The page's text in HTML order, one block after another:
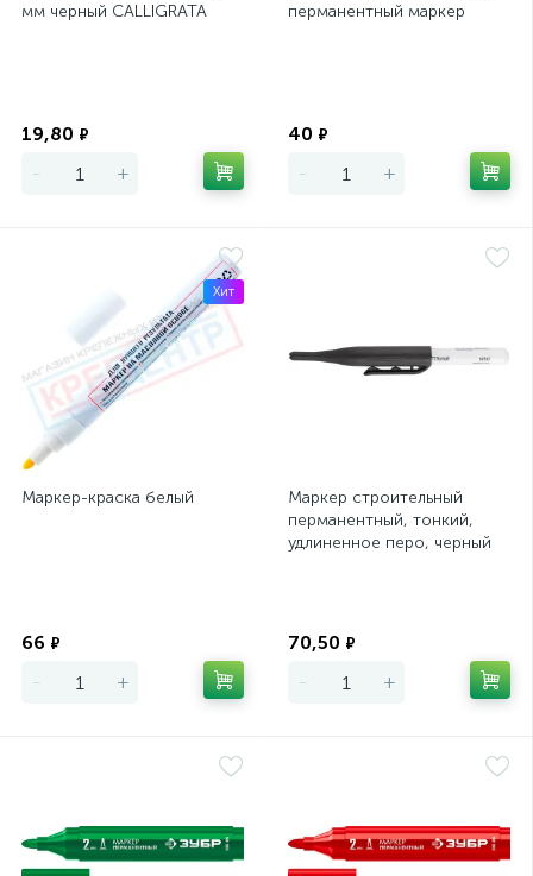
мм черный CALLIGRATA
19,80 ₽
- +
перманентный маркер
40 ₽
- +
Хит
Маркер-краска белый
66 ₽
- +
Маркер строительный
перманентный, тонкий,
удлиненное перо, черный
70,50 ₽
- +